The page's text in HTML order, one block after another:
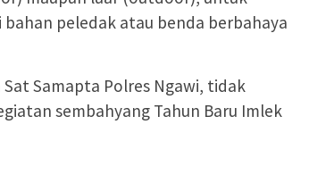
peledak atau benda berbahaya
Samapta Polres Ngawi, tidak
sembahyang Tahun Baru Imlek